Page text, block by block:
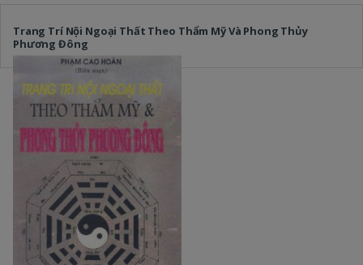
Trang Trí Nội Ngoại Thất Theo Thẩm Mỹ Và Phong Thủy
Phương Đông